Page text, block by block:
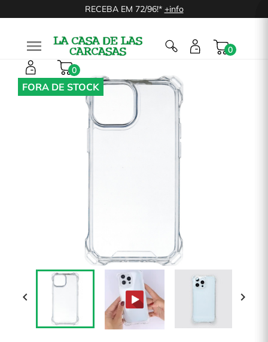
RECEBA EM 72/96!* +info

0
0
FORA DE STOCK
 